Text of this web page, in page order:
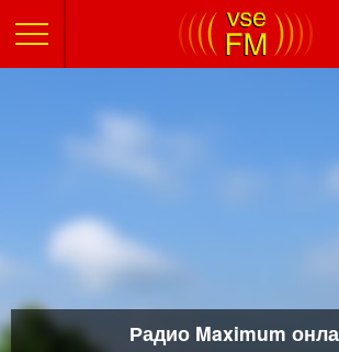
Радио Maximum